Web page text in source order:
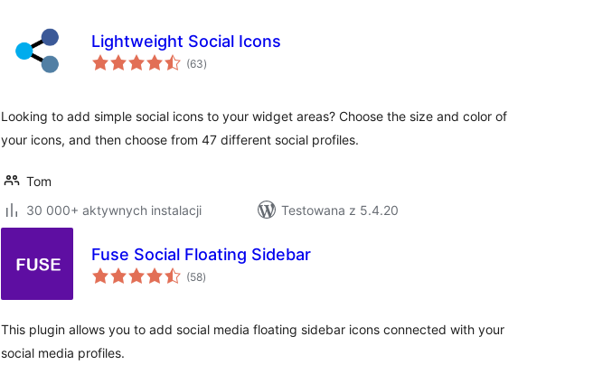
Lightweight Social Icons
(63wszystkich
ocen
)
Looking to add simple social icons to your widget areas? Choose the size and color of
your icons, and then choose from 47 different social profiles.
Tom
30 000+ aktywnych instalacji
Testowana z 5.4.20
Fuse Social Floating Sidebar
(58wszystkich
ocen
)
This plugin allows you to add social media floating sidebar icons connected with your
social media profiles.